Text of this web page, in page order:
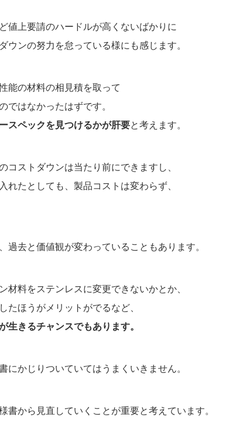
値上要請のハードルが高くないばかりに
ウンの努力を怠っている様にも感じます。
能の材料の相見積を取って
ではなかったはずです。
スペックを見つけるかが肝要と考えます。
コストダウンは当たり前にできますし、
れたとしても、製品コストは変わらず、
過去と価値観が変わっていることもあります。
材料をステンレスに変更できないかとか、
たほうがメリットがでるなど、
生きるチャンスでもあります。
にかじりついていてはうまくいきません。
書から見直していくことが重要と考えています。